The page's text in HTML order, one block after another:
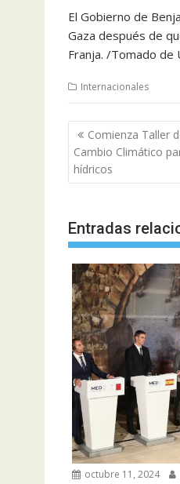
El Gobierno de
Gaza después de
Franja. /Tomado de
Internacionales
Navegación
de
entradas
Comienza Taller
Cambio Climático
hídricos
Entradas
octubre 11, 2024